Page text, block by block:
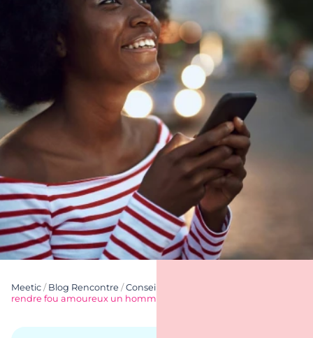
Meetic / Blog Rencontre /Conseils Rencontre
rendre fou amoureux un homme par SMS : la relation à distance